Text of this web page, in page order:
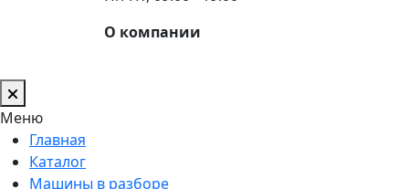
О компании
Меню
Главная
Каталог
Машины в разборе